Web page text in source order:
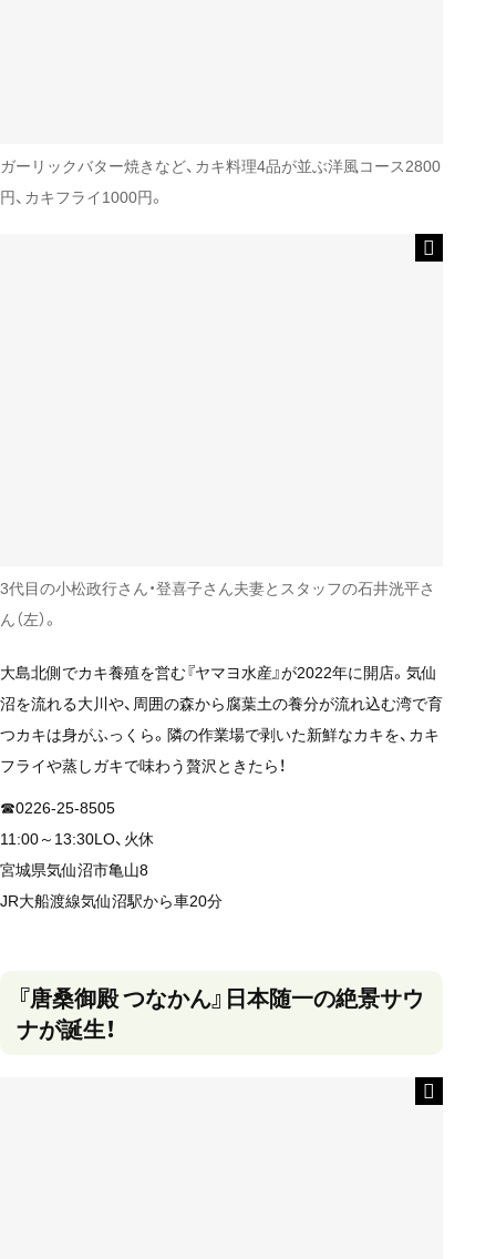
ガーリックバター焼きなど、カキ料理4品が並ぶ洋風コース2800
円、カキフライ1000円。
3代目の小松政行さん・登喜子さん夫妻とスタッフの石井洸平さ
ん（左）。
大島北側でカキ養殖を営む『ヤマヨ水産』が2022年に開店。気仙
沼を流れる大川や、周囲の森から腐葉土の養分が流れ込む湾で育
つカキは身がふっくら。隣の作業場で剥いた新鮮なカキを、カキ
フライや蒸しガキで味わう贅沢ときたら！
☎0226-25-8505
11:00～13:30LO、火休
宮城県気仙沼市亀山8
JR大船渡線気仙沼駅から車20分
『唐桑御殿 つなかん』日本随一の絶景サウ
ナが誕生！